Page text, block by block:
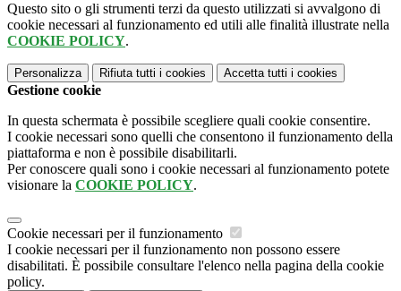
Questo sito o gli strumenti terzi da questo utilizzati si avvalgono di
cookie necessari al funzionamento ed utili alle finalità illustrate nella
COOKIE POLICY.
Personalizza Rifiuta tutti i cookies Accetta tutti i cookies
Gestione cookie
In questa schermata è possibile scegliere quali cookie consentire.
I cookie necessari sono quelli che consentono il funzionamento della
piattaforma e non è possibile disabilitarli.
Per conoscere quali sono i cookie necessari al funzionamento potete
visionare la COOKIE POLICY.
Cookie necessari per il funzionamento
I cookie necessari per il funzionamento non possono essere
disabilitati. È possibile consultare l'elenco nella pagina della cookie
policy.